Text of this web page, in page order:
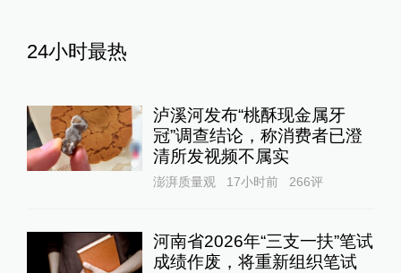
24小时最热
泸溪河发布“桃酥现金属牙
冠”调查结论，称消费者已澄
清所发视频不属实
澎湃质量观 17小时前 266评
河南省2026年“三支一扶”笔试
成绩作废，将重新组织笔试